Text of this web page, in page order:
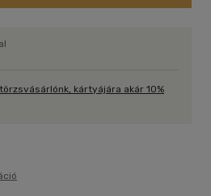
számodra...
kártyájára akár 10%